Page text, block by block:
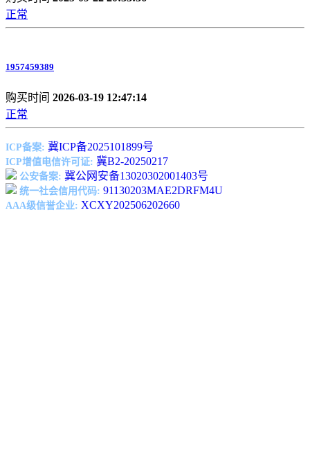
正常
1957459389
购买时间 2026-03-19 12:47:14
正常
ICP备案: 冀ICP备2025101899号
ICP增值电信许可证: 冀B2-20250217
公安备案: 冀公网安备13020302001403号
统一社会信用代码: 91130203MAE2DRFM4U
AAA级信誉企业: XCXY202506202660